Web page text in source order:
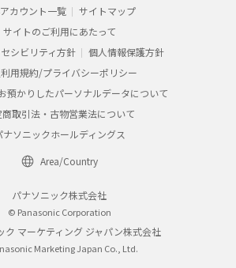
カウント一覧
サイトマップ
サイトのご利用にあたって
シビリティ方針
個人情報保護方針
用規約/プライバシーポリシー
預かりしたパーソナルデータについて
取引法・古物営業法について
ナソニックホールディングス
Area/Country
パナソニック株式会社
© Panasonic Corporation
ク マーケティング ジャパン株式会社
Marketing Japan Co., Ltd.